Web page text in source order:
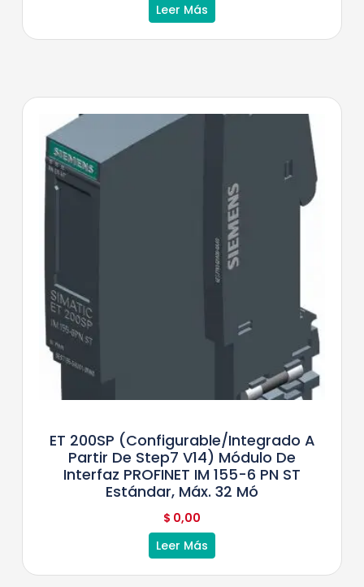
Leer Más
ET 200SP (configurable/integrado A
Partir De Step7 V14) Módulo De
Interfaz PROFINET IM 155-6 PN ST
Estándar, Máx. 32 Mó
$ 0,00
Leer Más